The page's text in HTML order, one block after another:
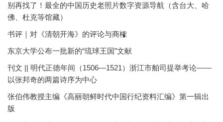
别再找了！最全的中国历史老照片数字资源导航（含台大、哈
佛、杜克等馆藏）
书评｜对《清朝开海》的评论与商榷
东京大学公布一批新的“琉球王国”文献
刊文 || 明代正德年间（1506—1521）浙江市舶司提举考论——
以张邦奇的两篇诗序为中心
张伯伟教授主编《高丽朝鲜时代中国行纪资料汇编》第一辑出
版